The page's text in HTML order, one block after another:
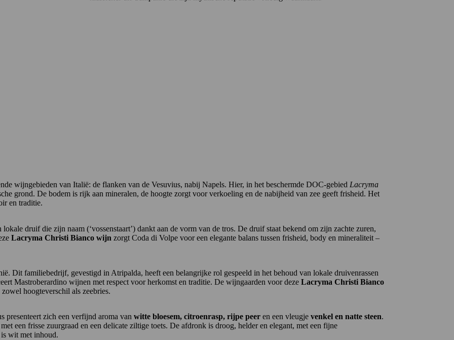
wijngebieden van Italië: de flanken van de Vesuvius, nabij Napels. Hier, in het beschermde DOC-gebied Lacryma
grond. De bodem is rijk aan mineralen, de hoogte zorgt voor verkoeling en de nabijheid van zee geeft frisheid. Het
en traditie.
lokale druif die zijn naam (‘vossenstaart’) dankt aan de vorm van de tros. De druif staat bekend om zijn zachte zuren,
Lacryma Christi Bianco wijn zorgt Coda di Volpe voor een elegante balans tussen frisheid, body en mineraliteit –
Dit familiebedrijf, gevestigd in Atripalda, heeft een belangrijke rol gespeeld in het behoud van lokale druivenrassen
Mastroberardino wijnen met respect voor herkomst en traditie. De wijngaarden voor deze Lacryma Christi Bianco
hoogteverschil als zeebries.
presenteert zich een verfijnd aroma van witte bloesem, citroenrasp, rijpe peer en een vleugje venkel en natte steen.
een frisse zuurgraad en een delicate ziltige toets. De afdronk is droog, helder en elegant, met een fijne
wit met inhoud.